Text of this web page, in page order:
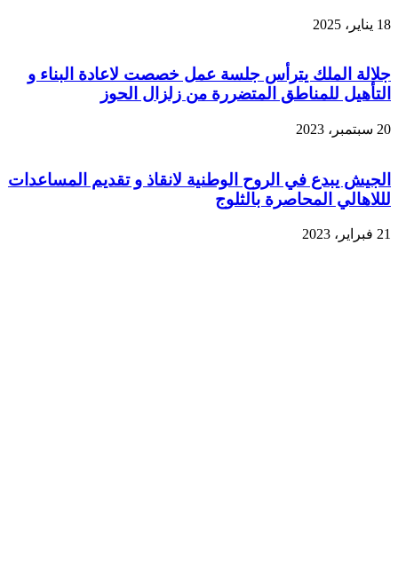
18 يناير، 2025
جلالة الملك يترأس جلسة عمل خصصت لاعادة البناء و
التأهيل للمناطق المتضررة من زلزال الحوز
20 سبتمبر، 2023
الجيش يبدع في الروح الوطنية لانقاذ و تقديم المساعدات
لللاهالي المحاصرة بالثلوج
21 فبراير، 2023